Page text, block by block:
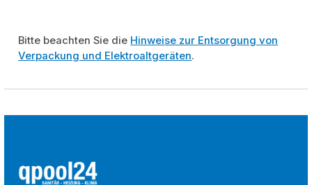
Bitte beachten Sie die Hinweise zur Entsorgung von
Verpackung und Elektroaltgeräten.